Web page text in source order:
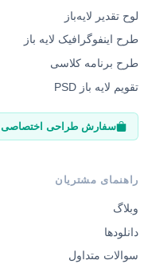
لوح تقدیر لایه‌باز
طرح اینفوگرافیک لایه باز
طرح برنامه کلاسی
تقویم لایه باز PSD
سفارش طراحی اختصاصی
راهنمای مشتریان
وبلاگ
دانلودها
سوالات متداول